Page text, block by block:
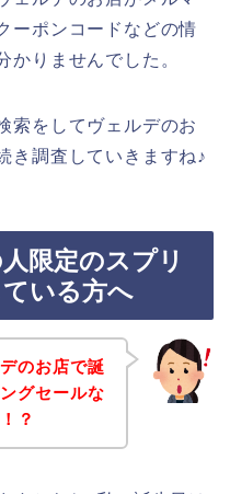
ーポンコードなどの情
かりませんでした。
索をしてヴェルデのお
き調査していきますね♪
限定のスプリ
いる方へ
のお店で誕
グセールな
？